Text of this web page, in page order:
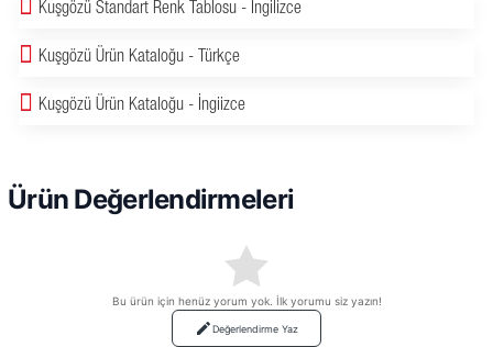
Kuşgözü Standart Renk Tablosu - İngilizce
Kuşgözü Ürün Kataloğu - Türkçe
Kuşgözü Ürün Kataloğu - İngiizce
Ürün Değerlendirmeleri
Bu ürün için henüz yorum yok. İlk yorumu siz yazın!
Değerlendirme Yaz